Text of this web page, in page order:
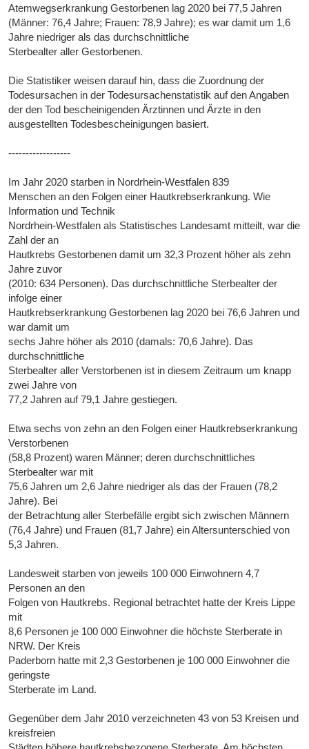
Atemwegserkrankung Gestorbenen lag 2020 bei 77,5 Jahren
(Männer: 76,4 Jahre; Frauen: 78,9 Jahre); es war damit um 1,6
Jahre niedriger als das durchschnittliche
Sterbealter aller Gestorbenen.
Die Statistiker weisen darauf hin, dass die Zuordnung der
Todesursachen in der Todesursachenstatistik auf den Angaben
der den Tod bescheinigenden Ärztinnen und Ärzte in den
ausgestellten Todesbescheinigungen basiert.
------------------
Im Jahr 2020 starben in Nordrhein-Westfalen 839
Menschen an den Folgen einer Hautkrebserkrankung. Wie
Information und Technik
Nordrhein-Westfalen als Statistisches Landesamt mitteilt, war die
Zahl der an
Hautkrebs Gestorbenen damit um 32,3 Prozent höher als zehn
Jahre zuvor
(2010: 634 Personen). Das durchschnittliche Sterbealter der
infolge einer
Hautkrebserkrankung Gestorbenen lag 2020 bei 76,6 Jahren und
war damit um
sechs Jahre höher als 2010 (damals: 70,6 Jahre). Das
durchschnittliche
Sterbealter aller Verstorbenen ist in diesem Zeitraum um knapp
zwei Jahre von
77,2 Jahren auf 79,1 Jahre gestiegen.
Etwa sechs von zehn an den Folgen einer Hautkrebserkrankung
Verstorbenen
(58,8 Prozent) waren Männer; deren durchschnittliches
Sterbealter war mit
75,6 Jahren um 2,6 Jahre niedriger als das der Frauen (78,2
Jahre). Bei
der Betrachtung aller Sterbefälle ergibt sich zwischen Männern
(76,4 Jahre) und Frauen (81,7 Jahre) ein Altersunterschied von
5,3 Jahren.
Landesweit starben von jeweils 100 000 Einwohnern 4,7
Personen an den
Folgen von Hautkrebs. Regional betrachtet hatte der Kreis Lippe
mit
8,6 Personen je 100 000 Einwohner die höchste Sterberate in
NRW. Der Kreis
Paderborn hatte mit 2,3 Gestorbenen je 100 000 Einwohner die
geringste
Sterberate im Land.
Gegenüber dem Jahr 2010 verzeichneten 43 von 53 Kreisen und
kreisfreien